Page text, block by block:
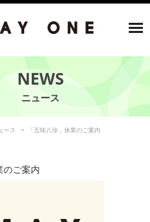
NEWS
ース 「五味八珍」休業のご案内
のご案内